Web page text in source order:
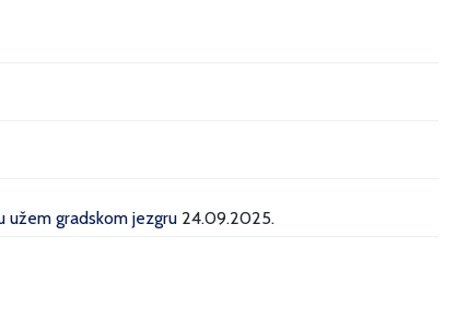
užem gradskom jezgru 24.09.2025.